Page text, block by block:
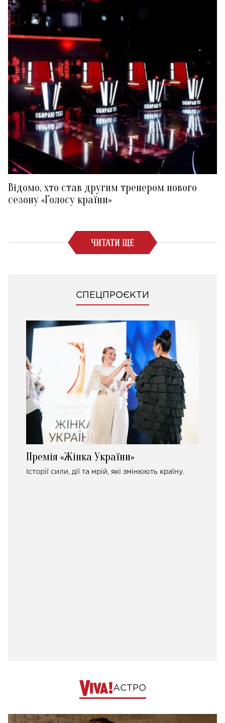
Відомо, хто став другим тренером нового
сезону «Голосу країни»
ЧИТАТИ ЩЕ
СПЕЦПРОЄКТИ
Премія «Жінка України»
Історії сили, дії та мрій, які змінюють країну.
АСТРО